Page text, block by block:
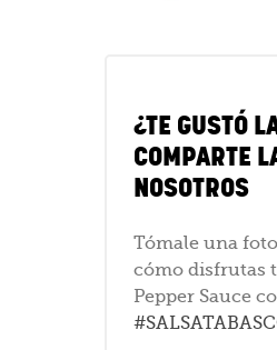
¿TE GUSTÓ
COMPARTE
NOSOTROS
Tómale una
cómo disfrutas
Pepper Sauce